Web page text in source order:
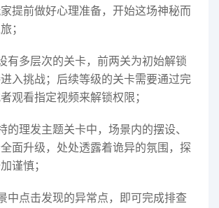
提前做好心理准备，开始这场神秘而
；
有多层次的关卡，前两关为初始解锁
入挑战；后续等级的关卡需要通过完
观看指定视频来解锁权限；
的理发主题关卡中，场景内的摆设、
面升级，处处透露着诡异的氛围，探
谨慎；
中点击发现的异常点，即可完成排查